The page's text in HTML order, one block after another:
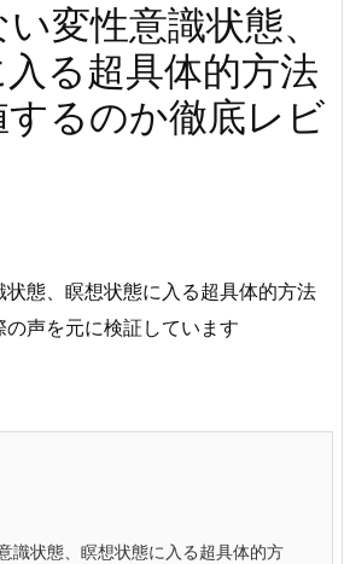
変性意識状態、
る超具体的方法
るのか徹底レビ
態、瞑想状態に入る超具体的方法
声を元に検証しています
識状態、瞑想状態に入る超具体的方